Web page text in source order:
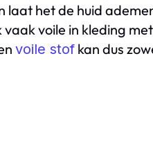
laat het de huid
voile in kleding
voile stof kan dus